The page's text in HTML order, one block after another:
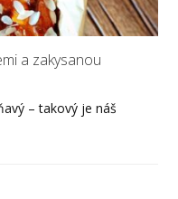
a zakysanou
– takový je náš